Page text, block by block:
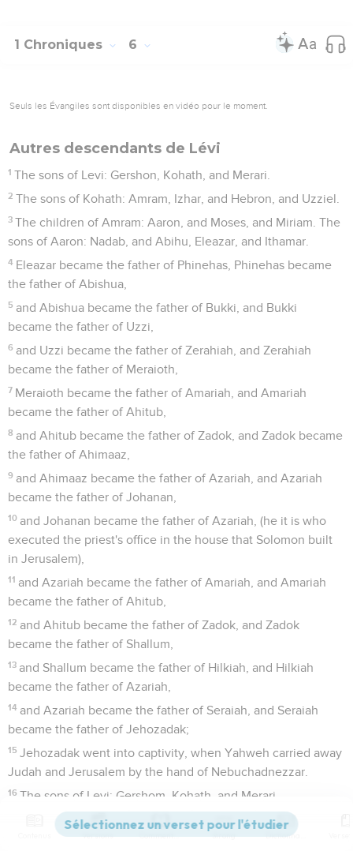
1 Chroniques 6
Seuls les Évangiles sont disponibles en vidéo pour le moment.
Autres descendants de Lévi
1 The sons of Levi: Gershon, Kohath, and Merari.
2 The sons of Kohath: Amram, Izhar, and Hebron, and Uzziel.
3 The children of Amram: Aaron, and Moses, and Miriam. The
sons of Aaron: Nadab, and Abihu, Eleazar, and Ithamar.
4 Eleazar became the father of Phinehas, Phinehas became
the father of Abishua,
5 and Abishua became the father of Bukki, and Bukki
became the father of Uzzi,
6 and Uzzi became the father of Zerahiah, and Zerahiah
became the father of Meraioth,
7 Meraioth became the father of Amariah, and Amariah
became the father of Ahitub,
8 and Ahitub became the father of Zadok, and Zadok became
the father of Ahimaaz,
9 and Ahimaaz became the father of Azariah, and Azariah
became the father of Johanan,
10 and Johanan became the father of Azariah, (he it is who
executed the priest's office in the house that Solomon built
in Jerusalem),
11 and Azariah became the father of Amariah, and Amariah
became the father of Ahitub,
12 and Ahitub became the father of Zadok, and Zadok
became the father of Shallum,
13 and Shallum became the father of Hilkiah, and Hilkiah
became the father of Azariah,
14 and Azariah became the father of Seraiah, and Seraiah
became the father of Jehozadak;
15 Jehozadak went into captivity, when Yahweh carried away
Judah and Jerusalem by the hand of Nebuchadnezzar.
16 The sons of Levi: Gershom, Kohath, and Merari.
These are the names of the sons of Gershom: Libni and
Versions Commentaires Strong